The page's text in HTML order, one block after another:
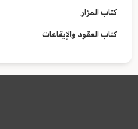
كتاب المزار
كتاب العقود والإيقاعات